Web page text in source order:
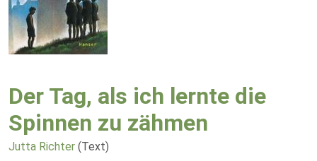
Der Tag, als ich lernte die
Spinnen zu zähmen
Jutta Richter (Text)